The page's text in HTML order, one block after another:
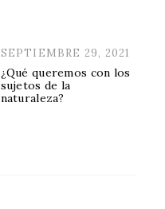
POSTED
ON
SEPTIEMBRE 29, 2021
¿Qué queremos con los
sujetos de la
naturaleza?